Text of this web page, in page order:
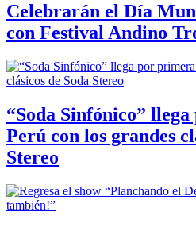
Celebrarán el Día
con Festival Andino
“Soda Sinfónico”
Perú con los grandes
Stereo